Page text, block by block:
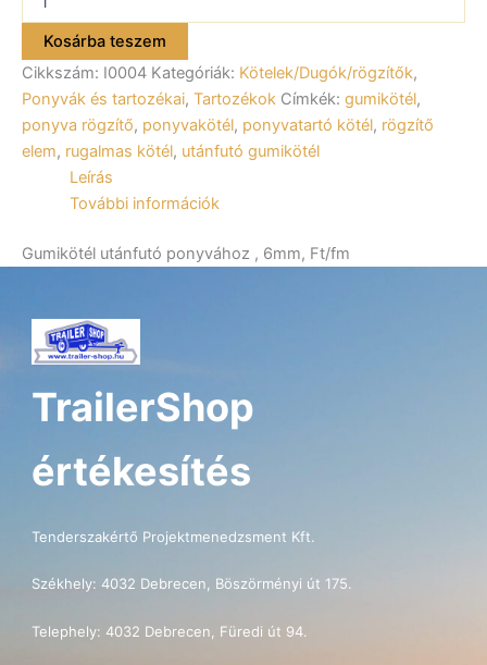
utánfutó
ponyvához,
6mm,
Ft/fm
I0004
mennyiség
Kosárba teszem
Cikkszám: I0004 Kategóriák: Kötelek/Dugók/rögzítők,
Ponyvák és tartozékai, Tartozékok Címkék: gumikötél,
ponyva rögzítő, ponyvakötél, ponyvatartó kötél, rögzítő
elem, rugalmas kötél, utánfutó gumikötél
Leírás
További információk
Gumikötél utánfutó ponyvához , 6mm, Ft/fm
TrailerShop
értékesítés
Tenderszakértő Projektmenedzsment Kft.
Székhely: 4032 Debrecen, Böszörményi út 175.
Telephely: 4032 Debrecen, Füredi út 94.